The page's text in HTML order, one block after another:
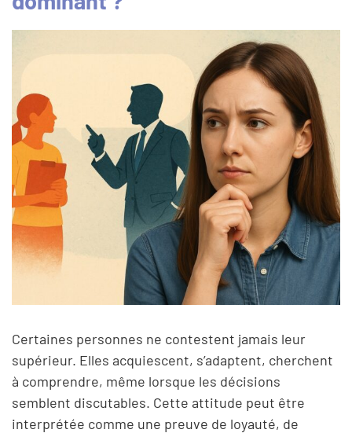
Certaines personnes ne contestent jamais leur
supérieur. Elles acquiescent, s’adaptent, cherchent
à comprendre, même lorsque les décisions
semblent discutables. Cette attitude peut être
interprétée comme une preuve de loyauté, de